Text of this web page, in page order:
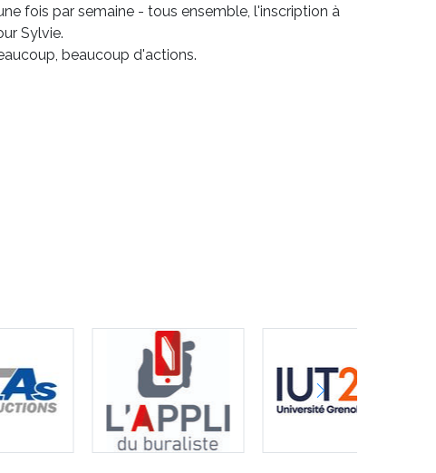
fois par semaine - tous ensemble, l'inscription à
Sylvie.
beaucoup d'actions.